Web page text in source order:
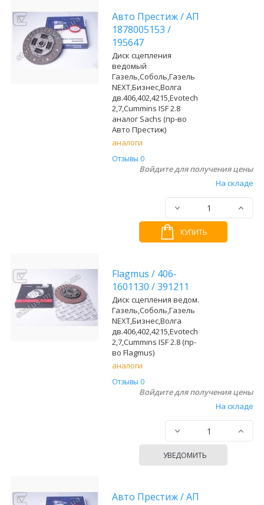
Авто Престиж/АП
1878005153 /
195647
Диск сцепления
ведомый
Газель,Соболь,Газель
NEXT,Бизнес,Волга
дв.406,402,4215,Evotech
2,7,Cummins ISF 2.8
аналог Sachs (пр-во
Авто Престиж)
аналоги
Отзывы 0
Войдите для получения цены
На складе
КУПИТЬ
Flagmus / 406-
1601130 /391211
Диск сцепления ведом.
Газель,Соболь,Газель
NEXT,Бизнес,Волга
дв.406,402,4215,Evotech
2,7,Cummins ISF 2.8 (пр-
во Flagmus)
аналоги
Отзывы 0
Войдите для получения цены
На складе
УВЕДОМИТЬ
Авто Престиж/АП